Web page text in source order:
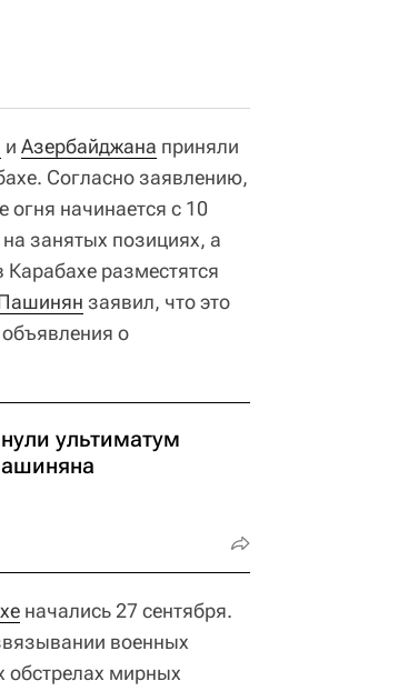
и Азербайджана приняли
Согласно заявлению,
начинается с 10
занятых позициях, а
разместятся
заявил, что это
о
ультиматум
начались 27 сентября.
военных
обстрелах мирных